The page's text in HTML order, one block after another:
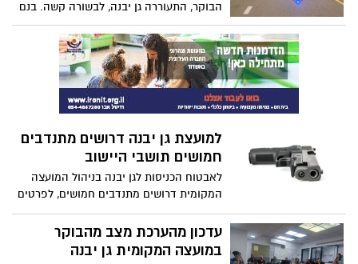
הבוקר, התעוררה גן יבנה, לבשורה קשה. בנם
של קב"ט היישוב, אמיר גברה, ורעייתו מיכל,
נהרג בהתקלות עם מחבלים. עפ"י הפרטים
הראשוניים, שהובאו לידיעתנו, אנו מבינים כי
הוא היה בדרכו לעבודה, כאשר זיהה מחבלים,
חתר למגע, יצא להילחם בהם ונהרג. ככל
שיתבררו פרטים לגבי ההלוויה, נעדכן בהמשך
למועצת גן יבנה דרושים מתנדבים
חמושים תושבי היישוב
לאבטוח הכניסות לגן יבנה בניהול המועצה
המקומית דרושים מתנדבים חמושים, לפרטים
נוספים>>>>
עדכון מהערכת מצב מהבוקר
במועצה המקומית גן יבנה